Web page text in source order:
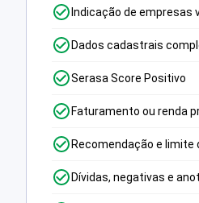
Indicação de empresas
Dados cadastrais
Serasa Score Positivo
Faturamento ou renda
Recomendação e limite
Dívidas, negativas e